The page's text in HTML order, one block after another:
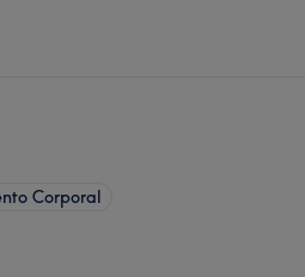
Corporal